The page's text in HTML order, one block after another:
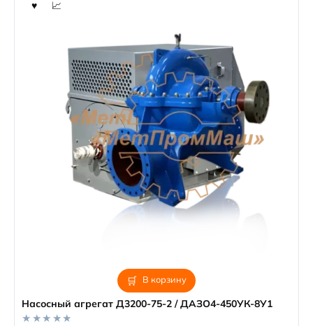
В корзину
Насосный агрегат Д3200-75-2 / ДАЗО4-450УК-8У1